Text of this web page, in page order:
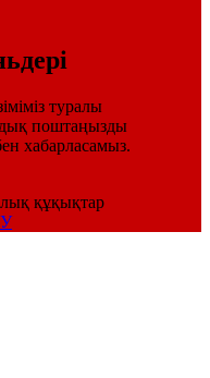
туралы
поштаңызды
хабарласамыз.
құқықтар